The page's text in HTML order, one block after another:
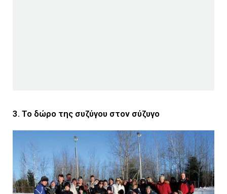
3. Το δώρο της συζύγου στον σύζυγο